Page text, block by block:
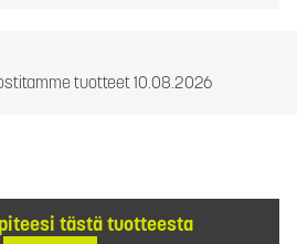
tuotteet 10.08.2026
tästä tuotteesta